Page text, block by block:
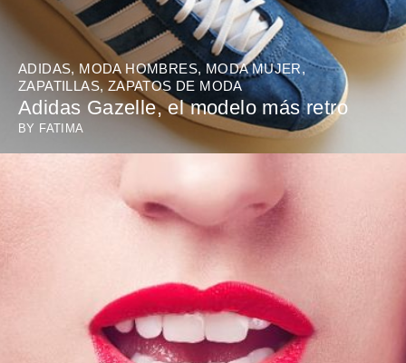
ADIDAS, MODA HOMBRES, MODA MUJER,
ZAPATILLAS, ZAPATOS DE MODA
Adidas Gazelle, el modelo más retro
BY FATIMA